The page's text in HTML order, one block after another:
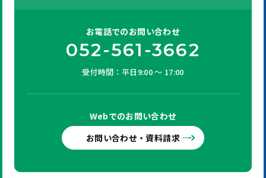
お電話でのお問い合わせ
052-561-3662
受付時間：平日9:00 ～ 17:00
Webでのお問い合わせ
お問い合わせ・資料請求